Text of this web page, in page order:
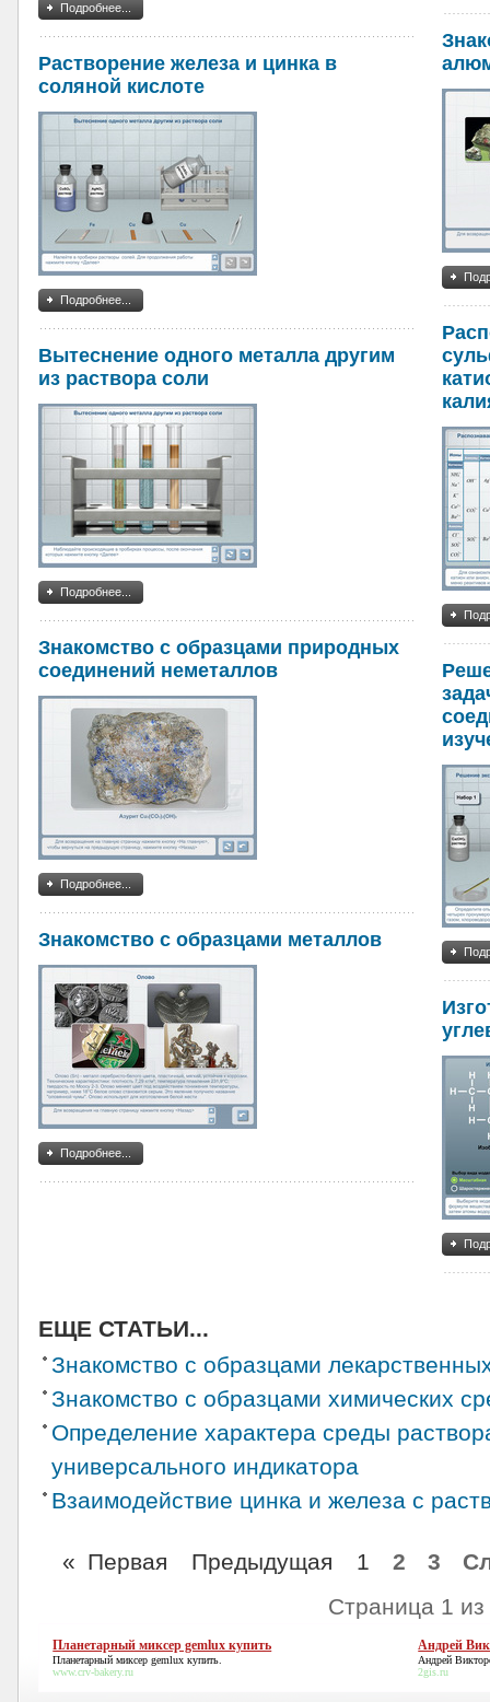
Подробнее...
Растворение железа и цинка в
соляной кислоте
Подробнее...
Вытеснение одного металла другим
из раствора соли
Подробнее...
Знакомство с образцами природных
соединений неметаллов
Подробнее...
Знакомство с образцами металлов
Подробнее...
ЕЩЕ СТАТЬИ...
Знакомство с образцами
Знакомство с образцами химических
Определение характера среды
универсального индикатора
Взаимодействие цинка и железа с
« Первая Предыдущая 1 2 3
Страница 1 из
Планетарный миксер gemlux купить
Планетарный миксер gemlux купить
www.crv-bakery.ru
Андрей
Андрей
2gis.ru